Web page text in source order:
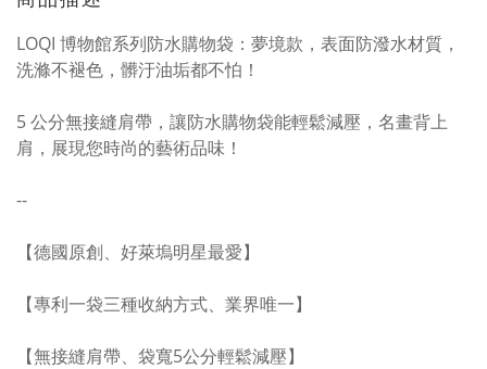
LOQI 博物館系列防水購物袋：夢境款，表面防潑水材質，
洗滌不褪色，髒汙油垢都不怕！
5 公分無接縫肩帶，讓防水購物袋能輕鬆減壓，名畫背上
肩，展現您時尚的藝術品味！
--
【德國原創、好萊塢明星最愛】
【專利一袋三種收納方式、業界唯一】
【無接縫肩帶、袋寬5公分輕鬆減壓】